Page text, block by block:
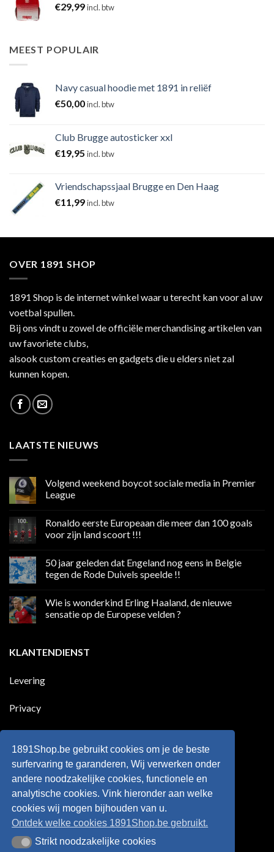
€29,99incl. btw
MEEST POPULAIR
Navy casual hoodie met 1891 in reliëf
€50,00incl. btw
Club Brugge autosticker xxl
€19,95 incl. btw
Vriendschapssjaal Brugge en Den Haag
€11,99incl. btw
OVER 1891 SHOP
1891 Shop is de internet winkel waar u terecht kan voor al uw
voetbal spullen.
Bij ons vindt u zowel de officiële merchandising artikelen van
uw favoriete clubs,
alsook custom creaties en gadgets die u elders niet zal
kunnen kopen.
LAATSTE NIEUWS
Volgend weekend boycot sociale media in Premier
League
op
weekend
media
in
Premier
Ronaldo eerste Europeaan die meer dan 100 goals
voor zijn land scoort !!!
op
Ronaldo
eerste
meer
100
land
scoort
50 jaar geleden dat Engeland nog eens in Belgie
tegen de Rode Duivels speelde !!
op
jaar
nog
eens
tegen
Wie is wonderkind Erling Haaland, de nieuwe
sensatie op de Europese velden ?
Wie
is
Haaland,
Europese
?
KLANTENDIENST
Levering
Privacy
Retourneren
Algemene voorwaarden
1891Shop.be gebruikt cookies om je de beste
surfervaring te garanderen, Wij verwerken onder
andere noodzakelijke cookies, functionele en
analytische cookies. Vink hieronder aan welke
cookies wij mogen bijhouden van u.
Ontdek welke cookies 1891Shop.be gebruikt.
Strikt noodzakelijke cookies
Strikt noodzakelijke cookies